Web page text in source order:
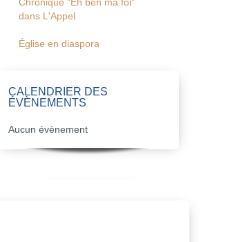
Chronique "Eh ben ma foi"
dans L'Appel
Église en diaspora
CALENDRIER DES
ÉVÈNEMENTS
Aucun évènement